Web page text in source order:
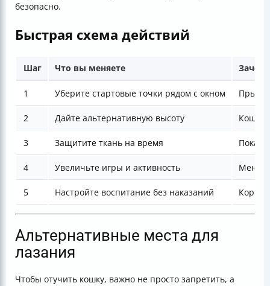
безопасно.
Быстрая схема действий
Шаг Что вы меняете Зачем
1 Уберите стартовые точки рядом с окном
2 Дайте альтернативную высоту Кошка
3 Защитите ткань на время Пока
4 Увеличьте игры и активность
5 Настройте воспитание без наказаний
Альтернативные места для
лазания
Чтобы отучить кошку, важно не просто запретить, а